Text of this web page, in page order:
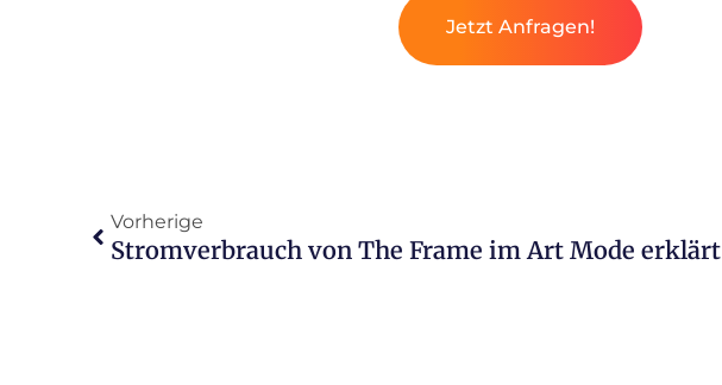
Jetzt Anfragen!
Vorherige
Stromverbrauch von The Frame im Art Mode erklärt